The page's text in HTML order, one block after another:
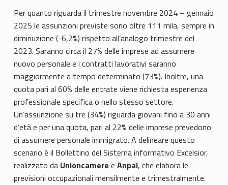
Per quanto riguarda il trimestre novembre 2024 – gennaio
2025 le assunzioni previste sono oltre 111 mila, sempre in
diminuzione (-6,2%) rispetto all’analogo trimestre del
2023. Saranno circa il 27% delle imprese ad assumere
nuovo personale e i contratti lavorativi saranno
maggiormente a tempo determinato (73%). Inoltre, una
quota pari al 60% delle entrate viene richiesta esperienza
professionale specifica o nello stesso settore.
Un’assunzione su tre (34%) riguarda giovani fino a 30 anni
d’età e per una quota, pari al 22% delle imprese prevedono
di assumere personale immigrato. A delineare questo
scenario è il Bollettino del Sistema informativo Excelsior,
realizzato da Unioncamere e Anpal, che elabora le
previsioni occupazionali mensilmente e trimestralmente.